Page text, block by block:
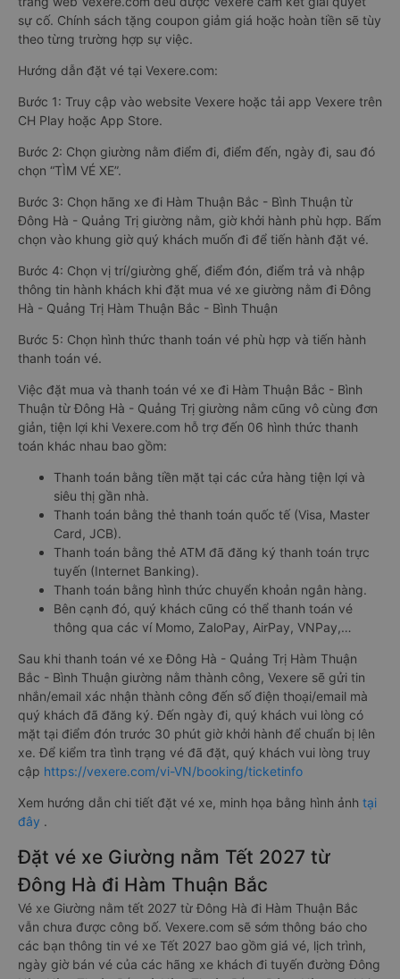
sự cố. Chính sách tặng coupon giảm giá hoặc hoàn tiền sẽ tùy
theo từng trường hợp sự việc.
Hướng dẫn đặt vé tại Vexere.com:
Bước 1: Truy cập vào website Vexere hoặc tải app Vexere trên
CH Play hoặc App Store.
Bước 2: Chọn giường nằm điểm đi, điểm đến, ngày đi, sau đó
chọn “TÌM VÉ XE”.
Bước 3: Chọn hãng xe đi Hàm Thuận Bắc - Bình Thuận từ
Đông Hà - Quảng Trị giường nằm, giờ khởi hành phù hợp. Bấm
chọn vào khung giờ quý khách muốn đi để tiến hành đặt vé.
Bước 4: Chọn vị trí/giường ghế, điểm đón, điểm trả và nhập
thông tin hành khách khi đặt mua vé xe giường nằm đi Đông
Hà - Quảng Trị Hàm Thuận Bắc - Bình Thuận
Bước 5: Chọn hình thức thanh toán vé phù hợp và tiến hành
thanh toán vé.
Việc đặt mua và thanh toán vé xe đi Hàm Thuận Bắc - Bình
Thuận từ Đông Hà - Quảng Trị giường nằm cũng vô cùng đơn
giản, tiện lợi khi Vexere.com hỗ trợ đến 06 hình thức thanh
toán khác nhau bao gồm:
Thanh toán bằng tiền mặt tại các cửa hàng tiện lợi và
siêu thị gần nhà.
Thanh toán bằng thẻ thanh toán quốc tế (Visa, Master
Card, JCB).
Thanh toán bằng thẻ ATM đã đăng ký thanh toán trực
tuyến (Internet Banking).
Thanh toán bằng hình thức chuyển khoản ngân hàng.
Bên cạnh đó, quý khách cũng có thể thanh toán vé
thông qua các ví Momo, ZaloPay, AirPay, VNPay,…
Sau khi thanh toán vé xe Đông Hà - Quảng Trị Hàm Thuận
Bắc - Bình Thuận giường nằm thành công, Vexere sẽ gửi tin
nhắn/email xác nhận thành công đến số điện thoại/email mà
quý khách đã đăng ký. Đến ngày đi, quý khách vui lòng có
mặt tại điểm đón trước 30 phút giờ khởi hành để chuẩn bị lên
xe. Để kiểm tra tình trạng vé đã đặt, quý khách vui lòng truy
cập https://vexere.com/vi-VN/booking/ticketinfo
Xem hướng dẫn chi tiết đặt vé xe, minh họa bằng hình ảnh tại
đây .
Đặt vé xe Giường nằm Tết 2027 từ
Đông Hà đi Hàm Thuận Bắc
Vé xe Giường nằm tết 2027 từ Đông Hà đi Hàm Thuận Bắc
vẫn chưa được công bố. Vexere.com sẽ sớm thông báo cho
các bạn thông tin vé xe Tết 2027 bao gồm giá vé, lịch trình,
ngày giờ bán vé của các hãng xe khách đi tuyến đường Đông